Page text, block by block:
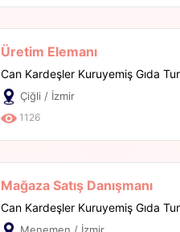
Üretim Elemanı
Can Kardeşler Kuruyemiş Gıda
Çiğli / İzmir
1126
Mağaza Satış Danışmanı
Can Kardeşler Kuruyemiş Gıda